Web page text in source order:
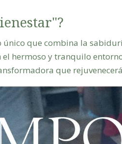
que combina la
el hermoso y tranquilo
que